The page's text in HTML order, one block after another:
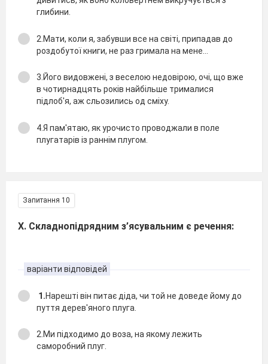
глибини.
2.Мати, коли я, забувши все на свiтi, припадав до
роздобутої книги, не раз гримала на мене…
3.Його видовженi, з веселою недовiрою, очi, що вже
в чотирнадцять рокiв найбiльше трималися
пiдлоб'я, аж сльозились од смiху.
4.Я пам'ятаю, як урочисто проводжали в поле
плугатарiв iз раннiм плугом.
Запитання 10
Х. Складнопідрядним з’ясувальним є речення:
варіанти відповідей
1.Нарештi вiн питає дiда, чи той не доведе йому до
пуття дерев'яного плуга.
2.Ми пiдходимо до воза, на якому лежить
саморобний плуг.